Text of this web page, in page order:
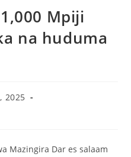
Mpiji
na huduma
2025
Mazingira Dar es salaam